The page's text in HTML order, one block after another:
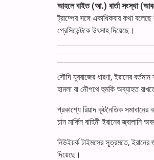
আহলে বাইত (আ.) বার্তা সংস্থা
ট্রাম্পের সঙ্গে একাধিকবার কথা
প্রেসিডেন্টকে উৎসাহ দিয়েছে।
সৌদি যুবরাজের ধারণা, ইরানের
হামলা বা নৌপথে হুমকি অব্যাহত
প্রকাশ্যে রিয়াদ কূটনৈতিক
চান মার্কিন বাহিনী ইরানের জ্বালানি
নিউইয়র্ক টাইমসের সূত্রমতে, ইরানের
দিয়েছে।